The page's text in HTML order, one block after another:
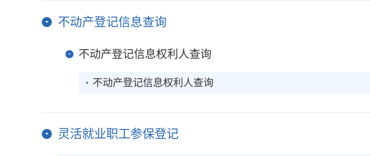
不动产登记信息查询
不动产登记信息权利人查询
不动产登记信息权利人查询
灵活就业职工参保登记